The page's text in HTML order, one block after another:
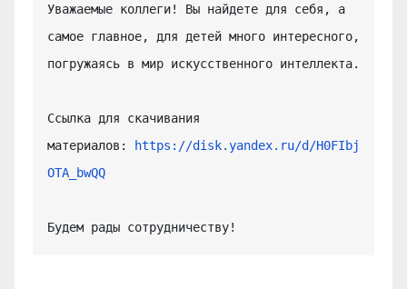
Уважаемые коллеги! Вы найдете для себя, а
самое главное, для детей много интересного,
погружаясь в мир искусственного интеллекта.
Ссылка для скачивания
материалов:
https://disk.yandex.ru/d/H0FIbj
OTA_bwQQ
Будем рады сотрудничеству!